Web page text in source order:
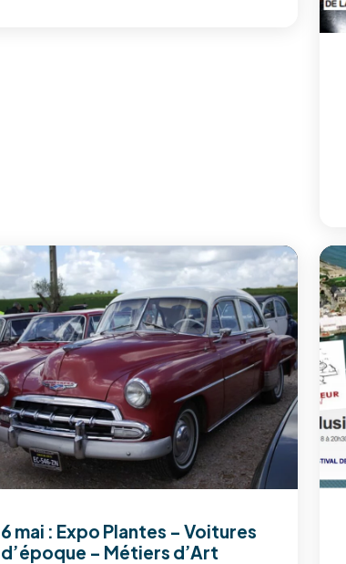
6 mai : Expo Plantes – Voitures
d’époque – Métiers d’Art